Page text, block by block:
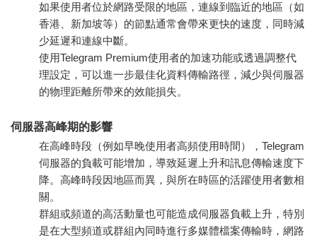
如果使用者位於網路受限的地區，連線到臨近的地區（如
香港、新加坡等）的節點通常會帶來更快的速度，同時減
少延遲和連線中斷。
使用Telegram Premium使用者的加速功能或透過調整代
理設定，可以進一步最佳化資料傳輸路徑，減少與伺服器
的物理距離所帶來的效能損失。
伺服器高峰期的影響
在高峰時段（例如早晚使用者高頻使用時間），Telegram
伺服器的負載可能增加，導致延遲上升和訊息傳輸速度下
降。高峰時段因地區而異，與所在時區的活躍使用者數相
關。
群組或頻道的高活動量也可能造成伺服器負載上升，特別
是在大型頻道或群組內同時進行多媒體檔案傳輸時，網路